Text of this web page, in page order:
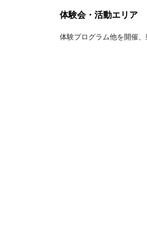
体験会・活動エリア
体験プログラム他を開催